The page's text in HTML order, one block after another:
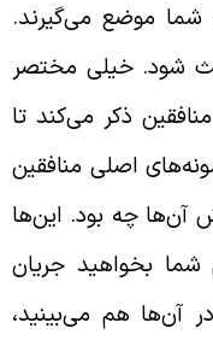
موضع می‌گیرند.
شود. خیلی مختصر
ذکر می‌کند تا
اصلی منافقین
آن‌ها چه بود. این‌ها
بخواهید جریان
آن‌ها هم می‌بینید،